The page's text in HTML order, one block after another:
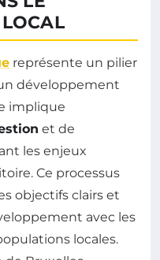
représente un pilier
développement
implique
et de
les enjeux
Ce processus
objectifs clairs et
avec les
locales.